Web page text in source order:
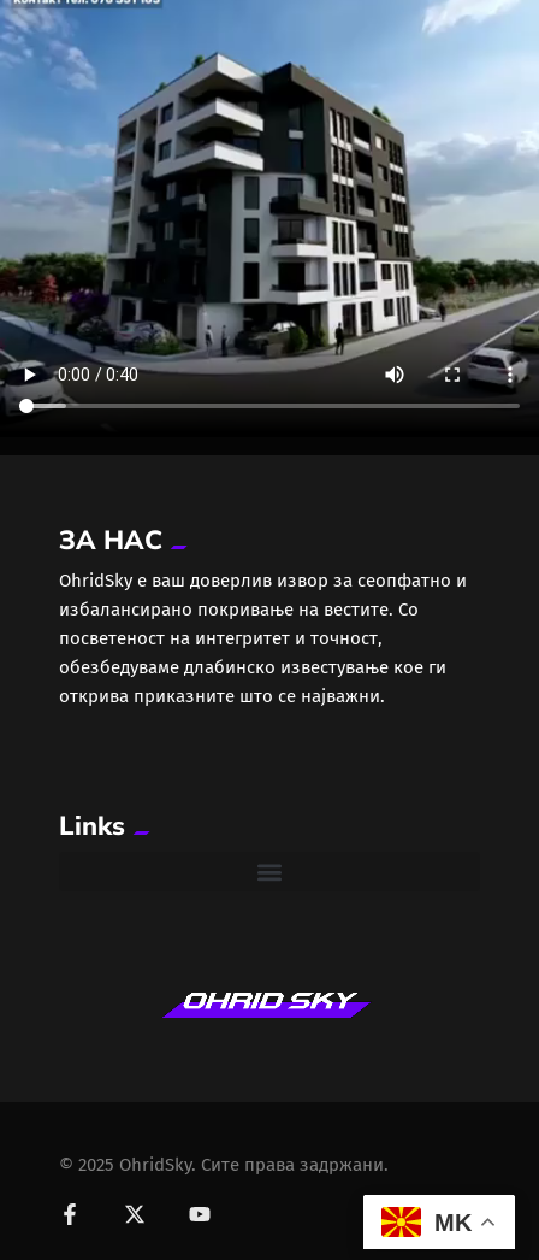
ЗА НАС
ОhridSky е ваш доверлив извор за сеопфатно и
избалансирано покривање на вестите. Со
посветеност на интегритет и точност,
обезбедуваме длабинско известување кое ги
открива приказните што се најважни.
Links
© 2025 OhridSky. Сите права задржани.
MK